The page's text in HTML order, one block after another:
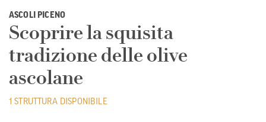
ASCOLI PICENO
Scoprire la squisita
tradizione delle olive
ascolane
1 STRUTTURA DISPONIBILE